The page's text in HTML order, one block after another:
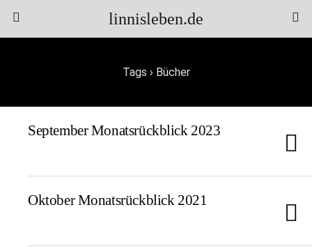
linnisleben.de
Tags › Bücher
September Monatsrückblick 2023
Oktober Monatsrückblick 2021